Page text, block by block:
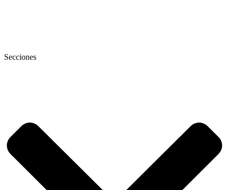
Secciones